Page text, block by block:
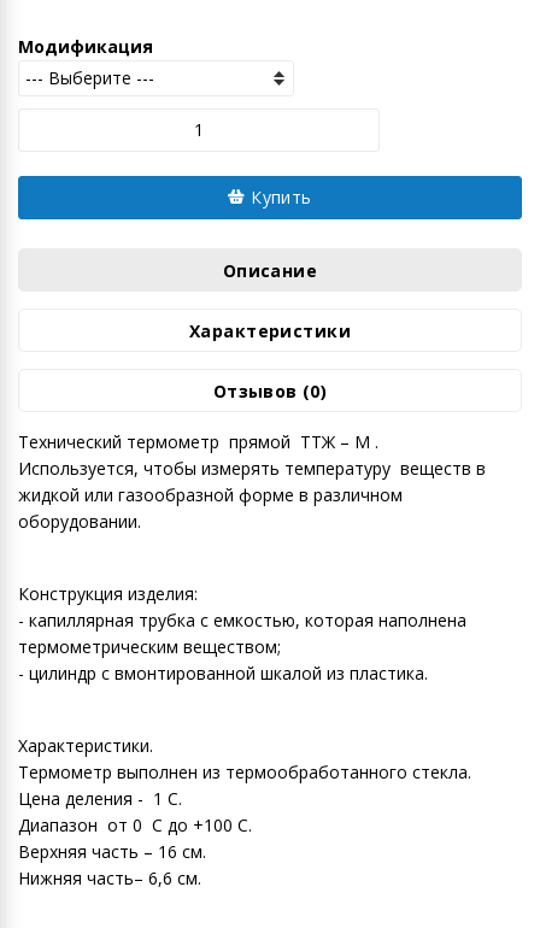
Модификация
Купить
Описание
Характеристики
Отзывов (0)
Технический термометр прямой ТТЖ – М .
Используется, чтобы измерять температуру веществ в
жидкой или газообразной форме в различном
оборудовании.
Конструкция изделия:
- капиллярная трубка с емкостью, которая наполнена
термометрическим веществом;
- цилиндр с вмонтированной шкалой из пластика.
Характеристики.
Термометр выполнен из термообработанного стекла.
Цена деления - 1 С.
Диапазон от 0 С до +100 С.
Верхняя часть – 16 cм.
Нижняя часть– 6,6 см.